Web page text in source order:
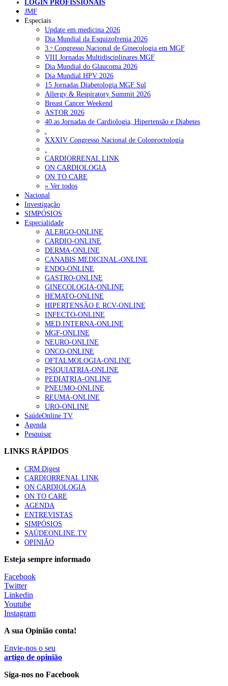
NOTÍCIAS RECENTES
Portugal está a formar os médicos de que precisa? 6 de Agosto,
Estudantes de Medicina representados na 79.ª World Health
Assembly 6 de Agosto, 2026
SCORA X-Change Portugal promove formação internacional
em saúde sexual e reprodutiva 6 de Agosto, 2026
ANEM reúne com coordenador do Pacto Estratégico para a
Saúde
Sindicato diz que nova carreira de médicos dentistas reforça
estabilidade no SNS
NOTÍCIAS MAIS LIDAS
Enfermagem Forense. “Da urgência ao tribunal, cada
gesto conta e cada profissional faz a diferença”
202 visualizações
Alguns milhares de utentes podem ficar sem médico de
família com nova regras do registo, alerta associação
175 visualizações
Quase quatro em cada dez doentes com enfarte
apresentavam níveis elevados de Lp(a), revela estudo
86 visualizações
“Os programas de rastreio do cancro do pulmão são
custo-efetivos e representam um investimento
sustentável para os sistemas de saúde”
66 visualizações
Trodelvy aprovado para primeira linha no cancro da
elegíveis para inibidores PD-(L)1
61 visualizações
Especialistas defendem mais potássio na alimentação
para ajudar a controlar a hipertensão
57 visualizações
MAIS NOTÍCIAS
Sindicato diz que nova carreira de médicos dentistas reforça
estabilidade no SNS
6 Ago, 2026
Mais de 400 utentes beneficiaram de comparticipação reforçada
para tratamentos de infertilidade na Madeira
6 Ago, 2026 0 Comments
LOGIN PROFISSIONAIS
JMF
Especiais
Update em medicina 2026
Dia Mundial da Esquizofrenia 2026
3.ᵒ Congresso Nacional de Ginecologia em MGF
VIII Jornadas Multidisciplinares MGF
Dia Mundial do Glaucoma 2026
Dia Mundial HPV 2026
15 Jornadas Diabetologia MGF Sul
Allergy & Respiratory Summit 2026
Breast Cancer Weekend
ASTOR 2026
40.as Jornadas de Cardiologia, Hipertensão e Diabetes
.
XXXIV Congresso Nacional de Coloproctologia
.
CARDIORRENAL LINK
ON CARDIOLOGIA
ON TO CARE
» Ver todos
Nacional
Investigação
SIMPÓSIOS
Especialidade
ALERGO-ONLINE
CARDIO-ONLINE
DERMA-ONLINE
CANABIS MEDICINAL-ONLINE
ENDO-ONLINE
GASTRO-ONLINE
GINECOLOGIA-ONLINE
HEMATO-ONLINE
HIPERTENSÃO E RCV-ONLINE
INFECTO-ONLINE
MED.INTERNA-ONLINE
MGF-ONLINE
NEURO-ONLINE
ONCO-ONLINE
OFTALMOLOGIA-ONLINE
PSIQUIATRIA-ONLINE
PEDIATRIA-ONLINE
PNEUMO-ONLINE
REUMA-ONLINE
URO-ONLINE
SaúdeOnline TV
Agenda
Pesquisar
LINKS RÁPIDOS
CRM Digest
CARDIORRENAL LINK
ON CARDIOLOGIA
ON TO CARE
AGENDA
ENTREVISTAS
SIMPÓSIOS
SAÚDEONLINE.TV
OPINIÃO
Esteja sempre informado
Facebook
Twitter
Linkedin
Youtube
Instagram
A sua Opinião conta!
Envie-nos o seu
artigo de opinião
Siga-nos no Facebook